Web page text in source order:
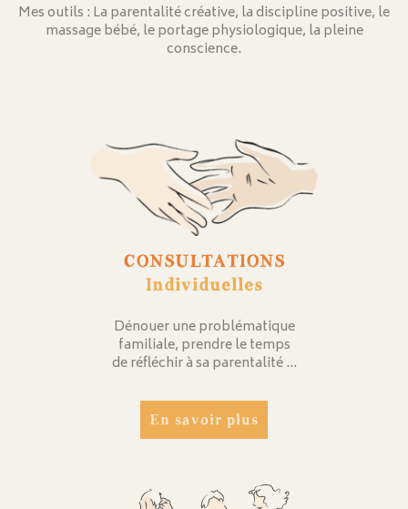
Mes outils : La parentalité créative, la discipline positive, le
massage bébé, le portage physiologique, la pleine
conscience.
CONSULTATIONS
Individuelles
Dénouer une problématique
familiale, prendre le temps
de réfléchir à sa parentalité …
En savoir plus